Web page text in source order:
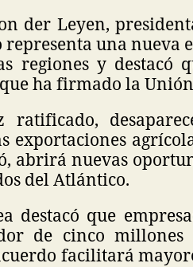
der Leyen,
representa una nueva
regiones y destacó
ha firmado la
exportaciones
abrirá nuevas
del Atlántico.
destacó que
de cinco
facilitará